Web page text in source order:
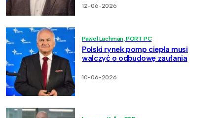
12-06-2026
Paweł Lachman, PORT PC
Polski rynek pomp ciepła musi
walczyć o odbudowę zaufania
10-06-2026